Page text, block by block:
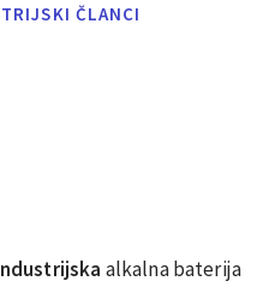
ČLANCI
alkalna baterija